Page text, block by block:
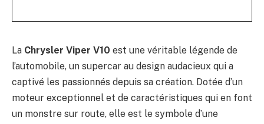
La Chrysler Viper V10 est une véritable légende de
l’automobile, un supercar au design audacieux qui a
captivé les passionnés depuis sa création. Dotée d’un
moteur exceptionnel et de caractéristiques qui en font
un monstre sur route, elle est le symbole d’une